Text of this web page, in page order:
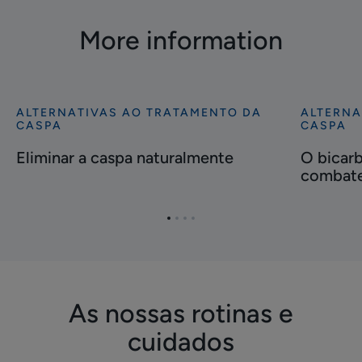
More information
Descubra
a
ALTERNATIVAS AO TRATAMENTO DA
CASPA
Eliminar a caspa naturalmente
Descubra
de
CASPA
O
IrIrIrIr
As nossas rotinas e
cuidados